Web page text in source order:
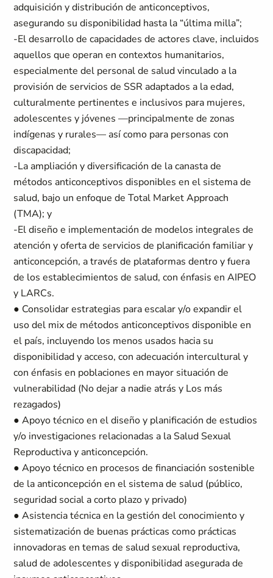
adquisición y distribución de anticonceptivos,
asegurando su disponibilidad hasta la “última milla”;
-El desarrollo de capacidades de actores clave, incluidos
aquellos que operan en contextos humanitarios,
especialmente del personal de salud vinculado a la
provisión de servicios de SSR adaptados a la edad,
culturalmente pertinentes e inclusivos para mujeres,
adolescentes y jóvenes —principalmente de zonas
indígenas y rurales— así como para personas con
discapacidad;
-La ampliación y diversificación de la canasta de
métodos anticonceptivos disponibles en el sistema de
salud, bajo un enfoque de Total Market Approach
(TMA); y
-El diseño e implementación de modelos integrales de
atención y oferta de servicios de planificación familiar y
anticoncepción, a través de plataformas dentro y fuera
de los establecimientos de salud, con énfasis en AIPEO
y LARCs.
● Consolidar estrategias para escalar y/o expandir el
uso del mix de métodos anticonceptivos disponible en
el país, incluyendo los menos usados hacia su
disponibilidad y acceso, con adecuación intercultural y
con énfasis en poblaciones en mayor situación de
vulnerabilidad (No dejar a nadie atrás y Los más
rezagados)
● Apoyo técnico en el diseño y planificación de estudios
y/o investigaciones relacionadas a la Salud Sexual
Reproductiva y anticoncepción.
● Apoyo técnico en procesos de financiación sostenible
de la anticoncepción en el sistema de salud (público,
seguridad social a corto plazo y privado)
● Asistencia técnica en la gestión del conocimiento y
sistematización de buenas prácticas como prácticas
innovadoras en temas de salud sexual reproductiva,
salud de adolescentes y disponibilidad asegurada de